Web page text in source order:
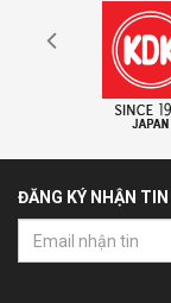
ĐĂNG KÝ NHẬN TIN